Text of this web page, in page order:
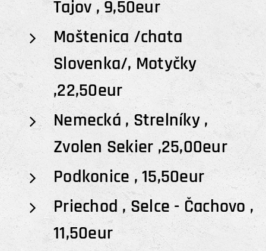
Tajov , 9,50eur
Moštenica /chata
Slovenka/, Motyčky
,22,50eur
Nemecká , Strelníky ,
Zvolen Sekier ,25,00eur
Podkonice , 15,50eur
Priechod , Selce - Čachovo ,
11,50eur